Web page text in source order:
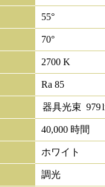
55°
70°
2700 K
Ra 85
器具光束 979
40,000 時間
ホワイト
調光